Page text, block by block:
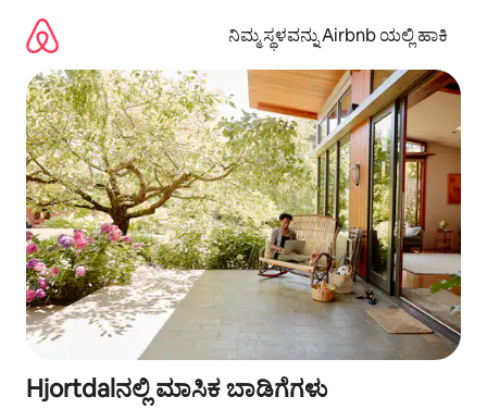
ಹೋಗಿ
ನಿಮ್ಮ ಸ್ಥಳವನ್ನು Airbnb ಯಲ್ಲಿ ಹಾಕಿ
Hjortdalನಲ್ಲಿ ಮಾಸಿಕ ಬಾಡಿಗೆಗಳು